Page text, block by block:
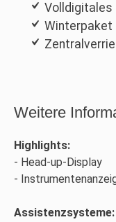
Winterpaket
Weitere
Highlights:
Head-up-Display
Assistenzsysteme: